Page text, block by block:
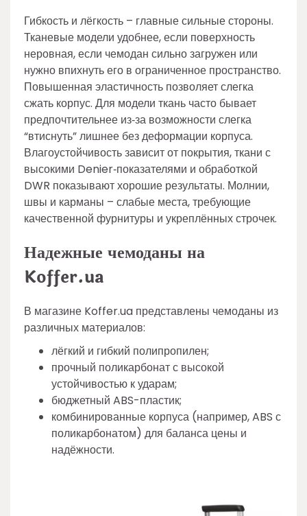
Гибкость и лёгкость – главные сильные стороны.
Тканевые модели удобнее, если поверхность
неровная, если чемодан сильно загружен или
нужно впихнуть его в ограниченное пространство.
Повышенная эластичность позволяет слегка
сжать корпус. Для модели ткань часто бывает
предпочтительнее из‑за возможности слегка
“втиснуть” лишнее без деформации корпуса.
Влагоустойчивость зависит от покрытия, ткани с
высокими Denier‑показателями и обработкой
DWR показывают хорошие результаты. Молнии,
швы и карманы – слабые места, требующие
качественной фурнитуры и укреплённых строчек.
Надежные чемоданы на
Koffer.ua
В магазине Koffer.ua представлены чемоданы из
различных материалов:
лёгкий и гибкий полипропилен;
прочный поликарбонат с высокой
устойчивостью к ударам;
бюджетный ABS-пластик;
комбинированные корпуса (например, ABS с
поликарбонатом) для баланса цены и
надёжности.